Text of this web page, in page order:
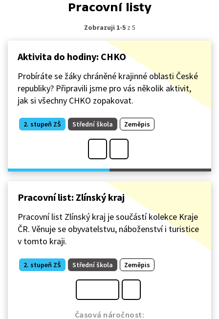
Pracovní listy
Zobrazuji 1-5z 5
Aktivita do hodiny: CHKO
Probíráte se žáky chráněné krajinné oblasti České
republiky? Připravili jsme pro vás několik aktivit,
jak si všechny CHKO zopakovat.
2. stupeň ZŠ Střední škola Zeměpis
Pracovní list: Zlínský kraj
Pracovní list Zlínský kraj je součástí kolekce Kraje
ČR. Věnuje se obyvatelstvu, náboženství i turistice
v tomto kraji.
2. stupeň ZŠ Střední škola Zeměpis
Časová náročnost: